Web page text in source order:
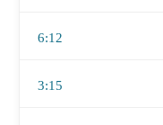
6:12
3:15